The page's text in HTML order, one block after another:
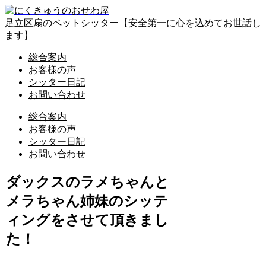
足立区扇のペットシッター【安全第一に心を込めてお世話し
ます】
総合案内
お客様の声
シッター日記
お問い合わせ
総合案内
お客様の声
シッター日記
お問い合わせ
ダックスのラメちゃんと
メラちゃん姉妹のシッテ
ィングをさせて頂きまし
た！